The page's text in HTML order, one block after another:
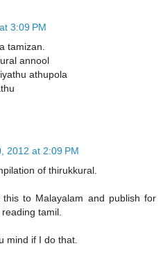
3:09 PM
tamizan.
annool
athupola
2012 at 2:09 PM
of thirukkural.
to Malayalam and publish for
tamil.
mind if I do that.